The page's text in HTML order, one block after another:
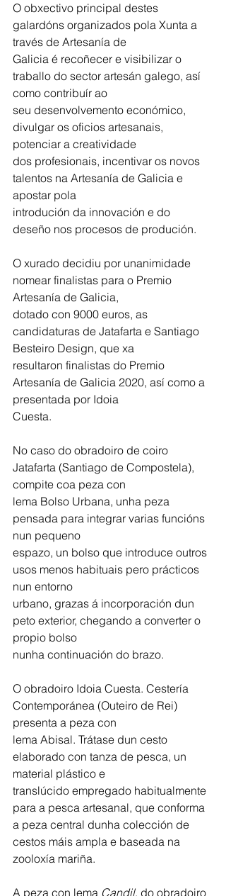
O obxectivo principal destes
galardóns organizados pola Xunta a
través de Artesanía de
Galicia é recoñecer e visibilizar o
traballo do sector artesán galego, así
como contribuír ao
seu desenvolvemento económico,
divulgar os oficios artesanais,
potenciar a creatividade
dos profesionais, incentivar os novos
talentos na Artesanía de Galicia e
apostar pola
introdución da innovación e do
deseño nos procesos de produción.
O xurado decidiu por unanimidade
nomear finalistas para o Premio
Artesanía de Galicia,
dotado con 9000 euros, as
candidaturas de Jatafarta e Santiago
Besteiro Design, que xa
resultaron finalistas do Premio
Artesanía de Galicia 2020, así como a
presentada por Idoia
Cuesta.
No caso do obradoiro de coiro
Jatafarta (Santiago de Compostela),
compite coa peza con
lema Bolso Urbana, unha peza
pensada para integrar varias funcións
nun pequeno
espazo, un bolso que introduce outros
usos menos habituais pero prácticos
nun entorno
urbano, grazas á incorporación dun
peto exterior, chegando a converter o
propio bolso
nunha continuación do brazo.
O obradoiro Idoia Cuesta. Cestería
Contemporánea (Outeiro de Rei)
presenta a peza con
lema Abisal. Trátase dun cesto
elaborado con tanza de pesca, un
material plástico e
translúcido empregado habitualmente
para a pesca artesanal, que conforma
a peza central dunha colección de
cestos máis ampla e baseada na
zooloxía mariña.
A peza con lema Candil, do obradoiro